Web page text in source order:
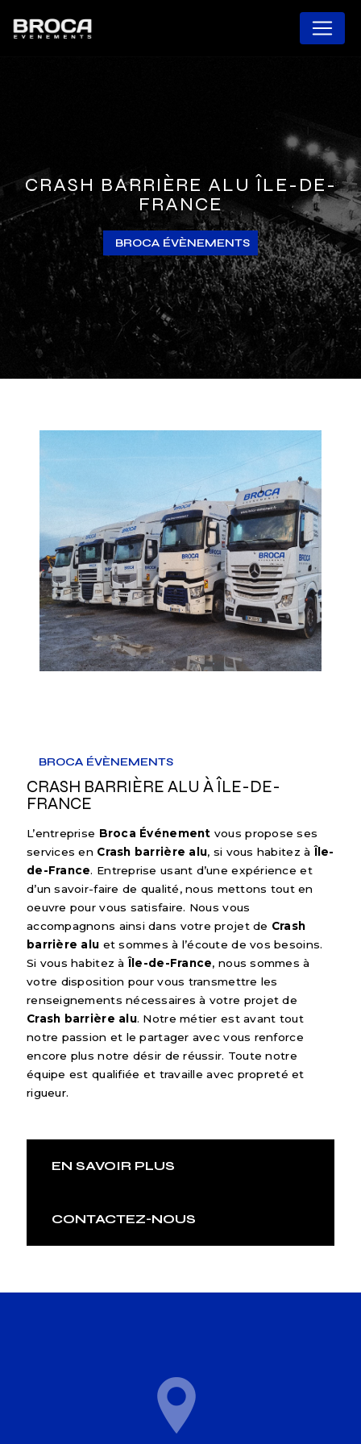
CRASH BARRIÈRE ALU ÎLE-DE-
FRANCE
BROCA ÉVÈNEMENTS
BROCA ÉVÈNEMENTS
CRASH BARRIÈRE ALU À ÎLE-DE-
FRANCE
L’entreprise Broca Événement vous propose ses
services en Crash barrière alu, si vous habitez à Île-
de-France. Entreprise usant d’une expérience et
d’un savoir-faire de qualité, nous mettons tout en
oeuvre pour vous satisfaire. Nous vous
accompagnons ainsi dans votre projet de Crash
barrière alu et sommes à l’écoute de vos besoins.
Si vous habitez à Île-de-France, nous sommes à
votre disposition pour vous transmettre les
renseignements nécessaires à votre projet de
Crash barrière alu. Notre métier est avant tout
notre passion et le partager avec vous renforce
encore plus notre désir de réussir. Toute notre
équipe est qualifiée et travaille avec propreté et
rigueur.
EN SAVOIR PLUS
CONTACTEZ-NOUS